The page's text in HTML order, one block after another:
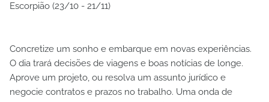
Escorpião (23/10 - 21/11)
Concretize um sonho e embarque em novas experiências.
O dia trará decisões de viagens e boas notícias de longe.
Aprove um projeto, ou resolva um assunto jurídico e
negocie contratos e prazos no trabalho. Uma onda de